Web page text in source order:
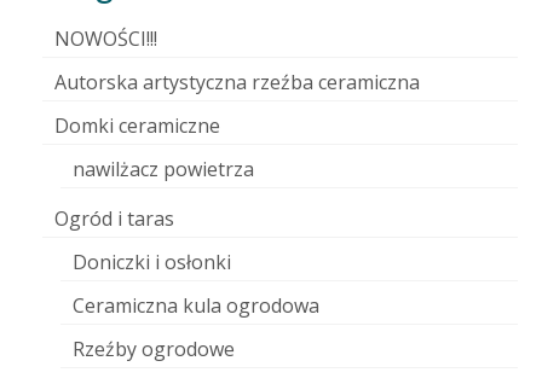
NOWOŚCI!!!
Autorska artystyczna rzeźba ceramiczna
Domki ceramiczne
nawilżacz powietrza
Ogród i taras
Doniczki i osłonki
Ceramiczna kula ogrodowa
Rzeźby ogrodowe